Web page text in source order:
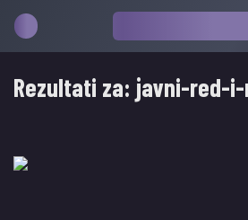
Rezultati za: javni-red-